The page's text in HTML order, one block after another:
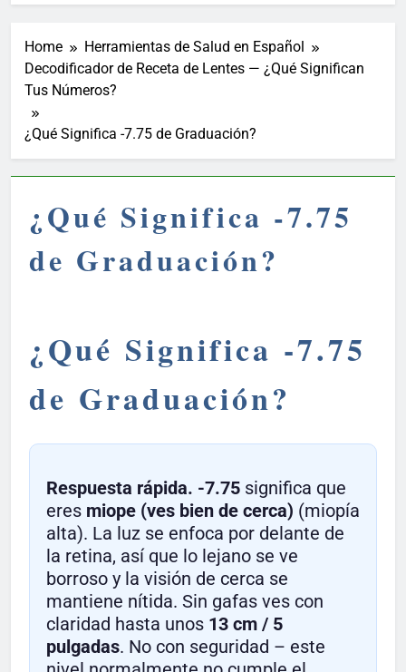
Home
Herramientas de Salud en Español
Decodificador de Receta de Lentes — ¿Qué Significan
Tus Números?
¿Qué Significa -7.75 de Graduación?
¿Qué Significa -7.75
de Graduación?
¿Qué Significa -7.75
de Graduación?
Respuesta rápida. -7.75 significa que
eres miope (ves bien de cerca) (miopía
alta). La luz se enfoca por delante de
la retina, así que lo lejano se ve
borroso y la visión de cerca se
mantiene nítida. Sin gafas ves con
claridad hasta unos 13 cm / 5
pulgadas. No con seguridad – este